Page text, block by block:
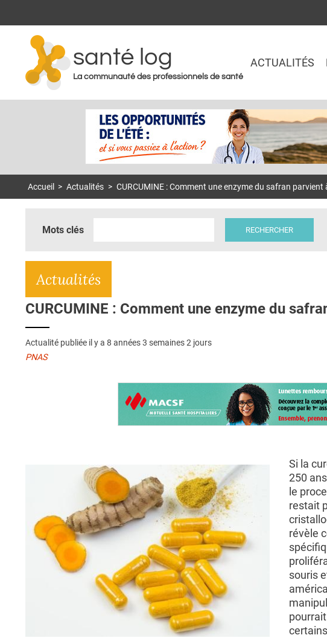
santé log
La communauté des professionnels de santé
ACTUALITÉS
Accueil > Actualités > CURCUMINE : Comment une enzyme du safran parvient
Mots clés
Actualités
CURCUMINE : Comment une enzyme du
Actualité publiée il y a 8 années 3 semaines 2 jours
PNAS
Si la
250
le
restait
révèle
souris